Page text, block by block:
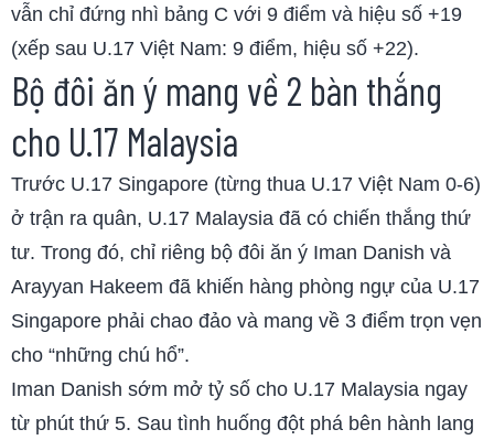
vẫn chỉ đứng nhì bảng C với 9 điểm và hiệu số +19
(xếp sau U.17 Việt Nam: 9 điểm, hiệu số +22).
Bộ đôi ăn ý mang về 2 bàn thắng
cho U.17 Malaysia
Trước U.17 Singapore (từng thua U.17 Việt Nam 0-6)
ở trận ra quân, U.17 Malaysia đã có chiến thắng thứ
tư. Trong đó, chỉ riêng bộ đôi ăn ý Iman Danish và
Arayyan Hakeem đã khiến hàng phòng ngự của U.17
Singapore phải chao đảo và mang về 3 điểm trọn vẹn
cho “những chú hổ”.
Iman Danish sớm mở tỷ số cho U.17 Malaysia ngay
từ phút thứ 5. Sau tình huống đột phá bên hành lang